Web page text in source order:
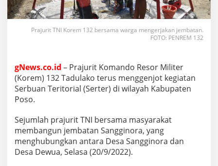
Prajurit TNI Korem 132 bersama warga mengerjakan jembatan.
FOTO: PENREM 132
gNews.co.id – Prajurit Komando Resor Militer
(Korem) 132 Tadulako terus menggenjot kegiatan
Serbuan Teritorial (Serter) di wilayah Kabupaten
Poso.
Sejumlah prajurit TNI bersama masyarakat
membangun jembatan Sangginora, yang
menghubungkan antara Desa Sangginora dan
Desa Dewua, Selasa (20/9/2022).